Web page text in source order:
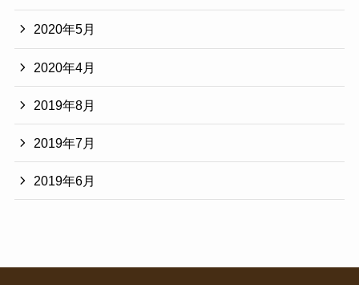
2020年5月
2020年4月
2019年8月
2019年7月
2019年6月